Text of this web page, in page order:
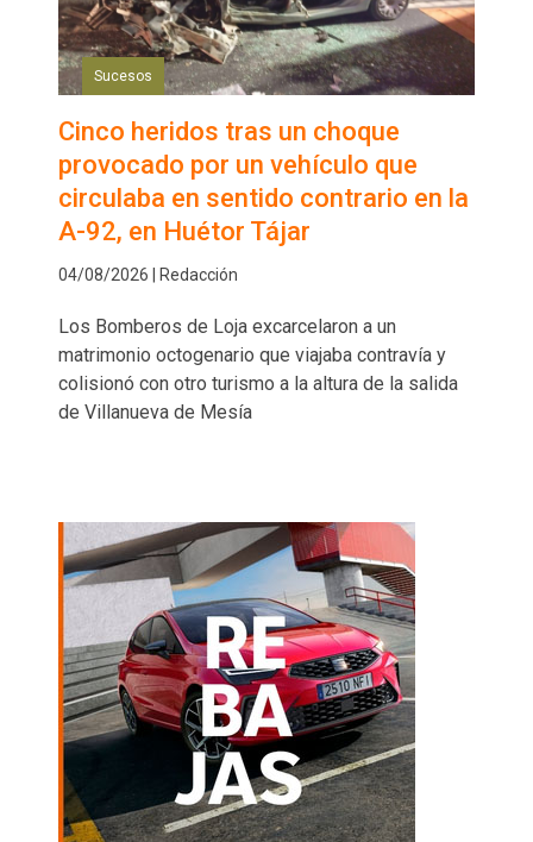
Sucesos
Cinco heridos tras un choque
provocado por un vehículo que
circulaba en sentido contrario en la
A-92, en Huétor Tájar
04/08/2026 | Redacción
Los Bomberos de Loja excarcelaron a un
matrimonio octogenario que viajaba contravía y
colisionó con otro turismo a la altura de la salida
de Villanueva de Mesía